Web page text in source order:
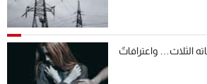
الثلاث… واعترافاتٌ